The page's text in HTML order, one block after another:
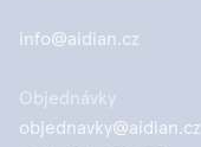
info@aidian.cz
Objednávky
objednavky@aidian.cz